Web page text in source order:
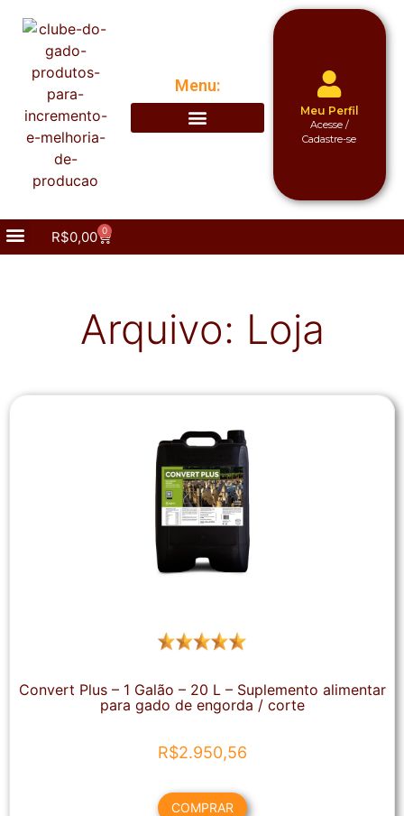
Menu:
Meu Perfil
Acesse /
Cadastre-se
R$0,00 0
Arquivo: Loja
Convert Plus – 1 Galão – 20 L – Suplemento alimentar
para gado de engorda / corte
R$2.950,56
COMPRAR